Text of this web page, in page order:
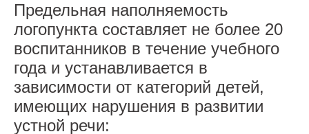
Предельная наполняемость
логопункта составляет не более 20
воспитанников в течение учебного
года и устанавливается в
зависимости от категорий детей,
имеющих нарушения в развитии
устной речи: